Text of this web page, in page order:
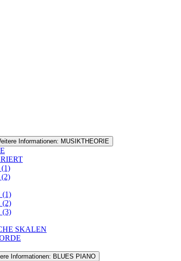
Informationen: MUSIKTHEORIE
(1)
(2)
(3)
SKALEN
Informationen: BLUES PIANO